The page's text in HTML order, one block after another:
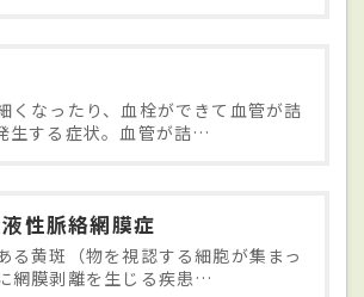
くなったり、血栓ができて血管が詰
生する症状。血管が詰…
性脈絡網膜症
る黄斑（物を視認する細胞が集まっ
網膜剥離を生じる疾患…